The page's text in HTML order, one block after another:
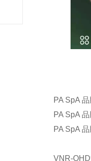
PA SpA
PA SpA
PA SpA
VNR-